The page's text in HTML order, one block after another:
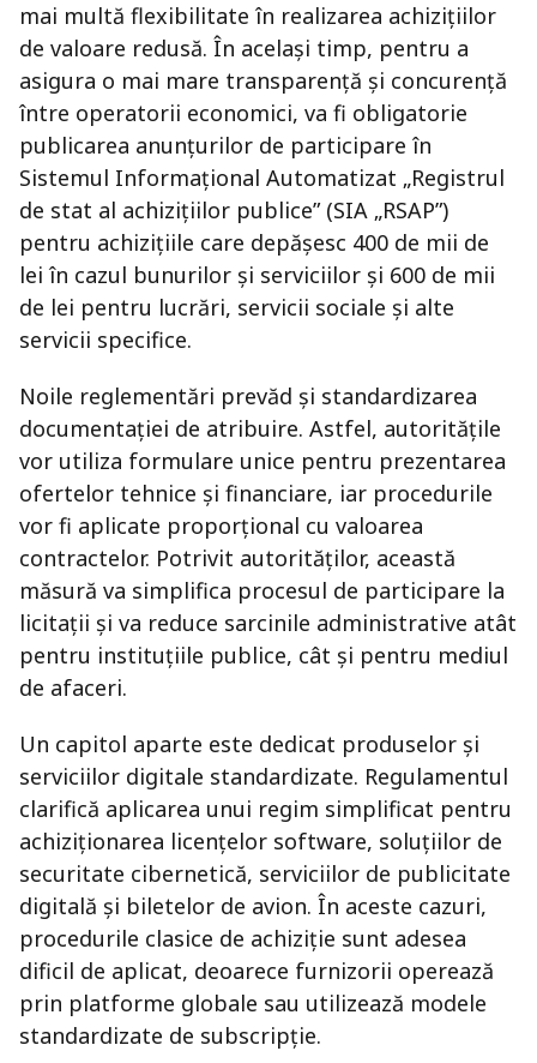
mai multă flexibilitate în realizarea achizițiilor
de valoare redusă. În același timp, pentru a
asigura o mai mare transparență și concurență
între operatorii economici, va fi obligatorie
publicarea anunțurilor de participare în
Sistemul Informațional Automatizat „Registrul
de stat al achizițiilor publice” (SIA „RSAP”)
pentru achizițiile care depășesc 400 de mii de
lei în cazul bunurilor și serviciilor și 600 de mii
de lei pentru lucrări, servicii sociale și alte
servicii specifice.
Noile reglementări prevăd și standardizarea
documentației de atribuire. Astfel, autoritățile
vor utiliza formulare unice pentru prezentarea
ofertelor tehnice și financiare, iar procedurile
vor fi aplicate proporțional cu valoarea
contractelor. Potrivit autorităților, această
măsură va simplifica procesul de participare la
licitații și va reduce sarcinile administrative atât
pentru instituțiile publice, cât și pentru mediul
de afaceri.
Un capitol aparte este dedicat produselor și
serviciilor digitale standardizate. Regulamentul
clarifică aplicarea unui regim simplificat pentru
achiziționarea licențelor software, soluțiilor de
securitate cibernetică, serviciilor de publicitate
digitală și biletelor de avion. În aceste cazuri,
procedurile clasice de achiziție sunt adesea
dificil de aplicat, deoarece furnizorii operează
prin platforme globale sau utilizează modele
standardizate de subscripție.